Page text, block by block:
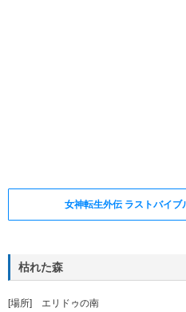
女神転生外伝 ラストバイ
枯れた森
[場所] エリドゥの南